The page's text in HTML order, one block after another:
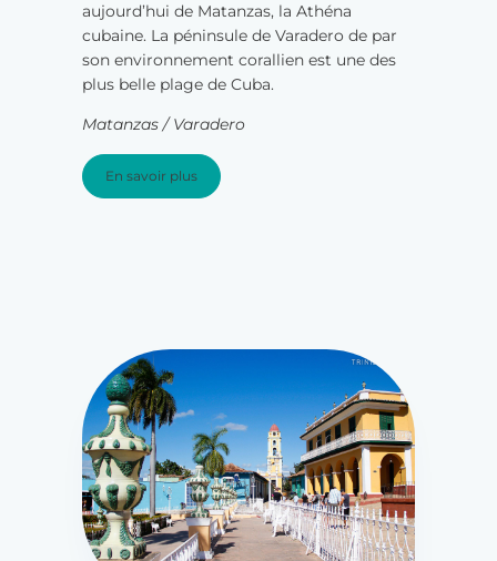
aujourd’hui de Matanzas, la Athéna
cubaine. La péninsule de Varadero de par
son environnement corallien est une des
plus belle plage de Cuba.
Matanzas / Varadero
En savoir plus